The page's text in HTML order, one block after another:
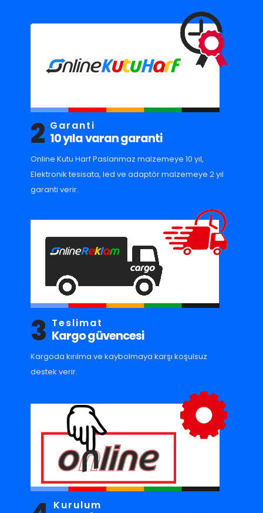
2 Garanti
10 yıla varan garanti
Online Kutu Harf Paslanmaz malzemeye 10 yıl,
Elektronik tesisata, led ve adaptör malzemeye 2 yıl
garanti verir.
3 Teslimat
Kargo güvencesi
Kargoda kırılma ve kaybolmaya karşı koşulsuz
destek verir.
Kurulum